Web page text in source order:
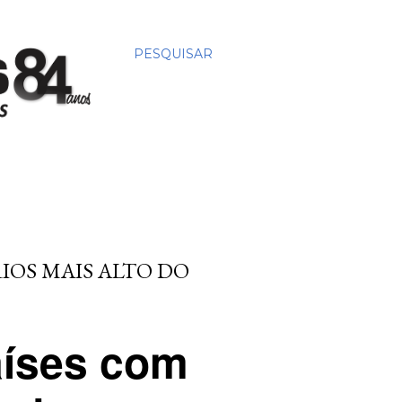
PESQUISAR
MAIS ALTO DO
com